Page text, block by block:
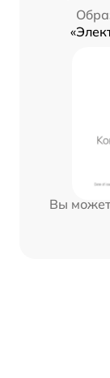
Вы